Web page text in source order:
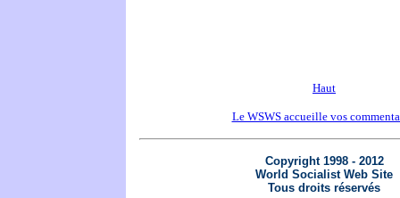
Haut
Le WSWS accueille vos
Copyright 1998 - 2012
World Socialist Web Site
Tous droits réservés